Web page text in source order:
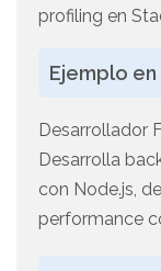
profiling en
Ejemplo
Desarrollador
Desarrolla
con Node.js,
performance